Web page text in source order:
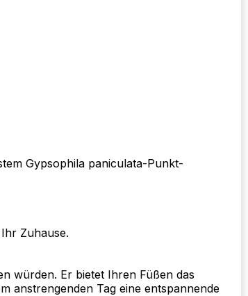
Gypsophila paniculata-Punkt-
Zuhause.
würden. Er bietet Ihren Füßen das
anstrengenden Tag eine entspannende